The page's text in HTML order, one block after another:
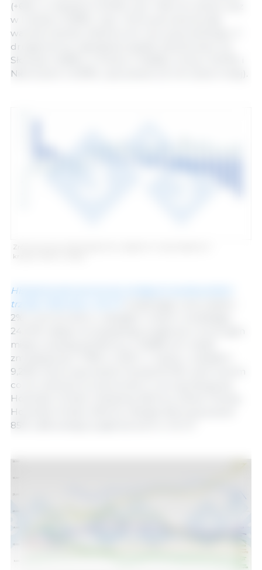
(+6%), w Hiszpanii (+5,05% czyli +1,66 mln sztuk) oraz
w Irlandii (+2,08%). Cypr i Rumunia odnotowały
wartości bardzo zbliżone do roku poprzedniego. Z
drugiej strony, największe spadki odnotowano na
Słowacji (-16,8%), w Polsce (-12,66%), Grecji (-12,51%) i
Niemczech (-9,39%, czyli prawie 2,5 mln sztuk mniej).
Zróżnicowanie całkowitego stanu pogłowia w poszczególnych
krajach (2021 vs. 2020)
Hiszpania jest ponownie wiodącym producentem
trzody chlewnej w UE-27
2% w porównaniu z ubiegłym rokiem i posiadając
24,34% całego europejskiego pogłowia, a na drugim
miejscu plasują się Niemcy z 16,68% (ich udział
zmniejszył się z 17,8% w 2020 r.). Dania, z udziałem
9,29%, która wyprzedza Francję (9,14%) i jest trzecim
co do wielkości producentem, a za nią plasują się
Holandia i Polska. Hiszpania, Niemcy, Dania, Francja,
Holandia, Polska, Włochy i Belgia stanowią prawie
85% całkowitego pogłowia świń w UE-27.